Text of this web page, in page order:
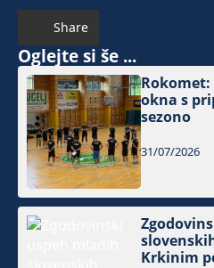
Share
Oglejte si še ...
Rokomet:
okna s
sezono
31/07/2026
Krkinim